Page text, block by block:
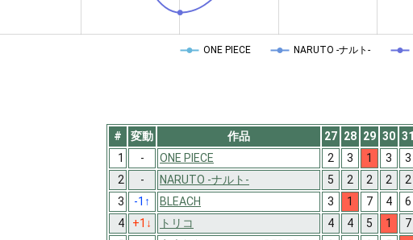
ONE PIECE NARUTO -ナルト-
# 変動 作品 27 28 29 30 31
1
- ONE PIECE 2 3 1 3 3
2
- NARUTO -ナルト- 5 2 2 2 2
3
-1 ↑ BLEACH 3 1 7 4 6
4
+1 ↓ トリコ 4 4 5 1 7